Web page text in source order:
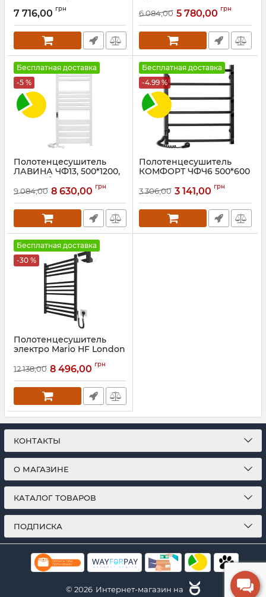
650х430/150 TR К черный
Артикул:2.3.0313.10.P-BM
7 716,00 грн
Артикул:73207204
6 084,00 5 780,00 грн
Бесплатная доставка
-5 %
Полотенцесушитель
ЛАВИНА ЧФ13, 500*1200,
левый, белый
Артикул:75201089
9 084,00 8 630,00 грн
Бесплатная доставка
-4.99 %
Полотенцесушитель
КОМФОРТ ЧФЧ6 500*600
Артикул: 73207640
3 306,00 3 141,00 грн
Бесплатная доставка
-30 %
Полотенцесушитель
электро Mario HF London
Артикул:6.1.0102.06.BM
12 138,00 8 496,00 грн
КОНТАКТЫ
О МАГАЗИНЕ
КАТАЛОГ ТОВАРОВ
ПОДПИСКА
© 2026 Интернет-магазин на